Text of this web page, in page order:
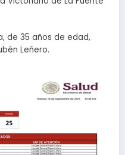
de 35 años de edad,
Leñero.